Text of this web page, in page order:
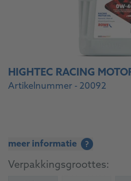
Artikelnummer - 20092
meer informatie ?
Verpakkingsgroottes: